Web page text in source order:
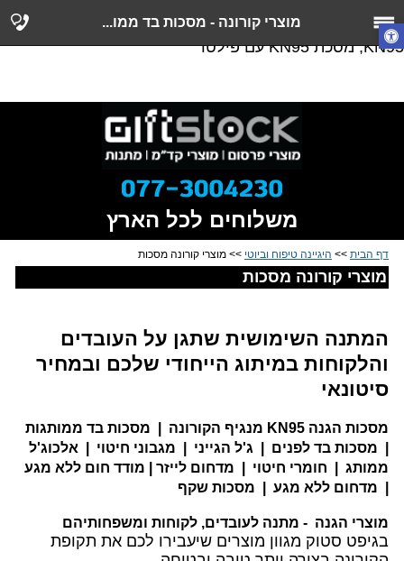
מוצרי קורונה, מדחום לייזר ללא מגע, מד דיגיטלי, מודד חום,
ג'ל הגייני, חומרי חיטוי, טרמומטר, מסכת קורונה, מסכת
KN95, מסכת KN95 עם פילטר
מוצרי קורונה - מסכות בד ממו...
משלוחים לכל הארץ
דף הבית >> היגיינה טיפוח וביוטי >> מוצרי קורונה מסכות
מוצרי קורונה מסכות
המתנה השימושית שתגן על העובדים
והלקוחות במיתוג הייחודי שלכם ובמחיר
סיטונאי
מסכות הגנה KN95 מנגיף הקורונה | מסכות בד ממותגות
| מסכות בד לפנים | ג'ל הגייני | מגבוני חיטוי | אלכוג'ל
ממותג | חומרי חיטוי | מדחום לייזר | מודד חום ללא מגע
| מדחום ללא מגע | מסכות שקף
מוצרי הגנה - מתנה לעובדים, לקוחות ומשפחותיהם
בגיפט סטוק מגוון מוצרים שיעבירו לכם את תקופת